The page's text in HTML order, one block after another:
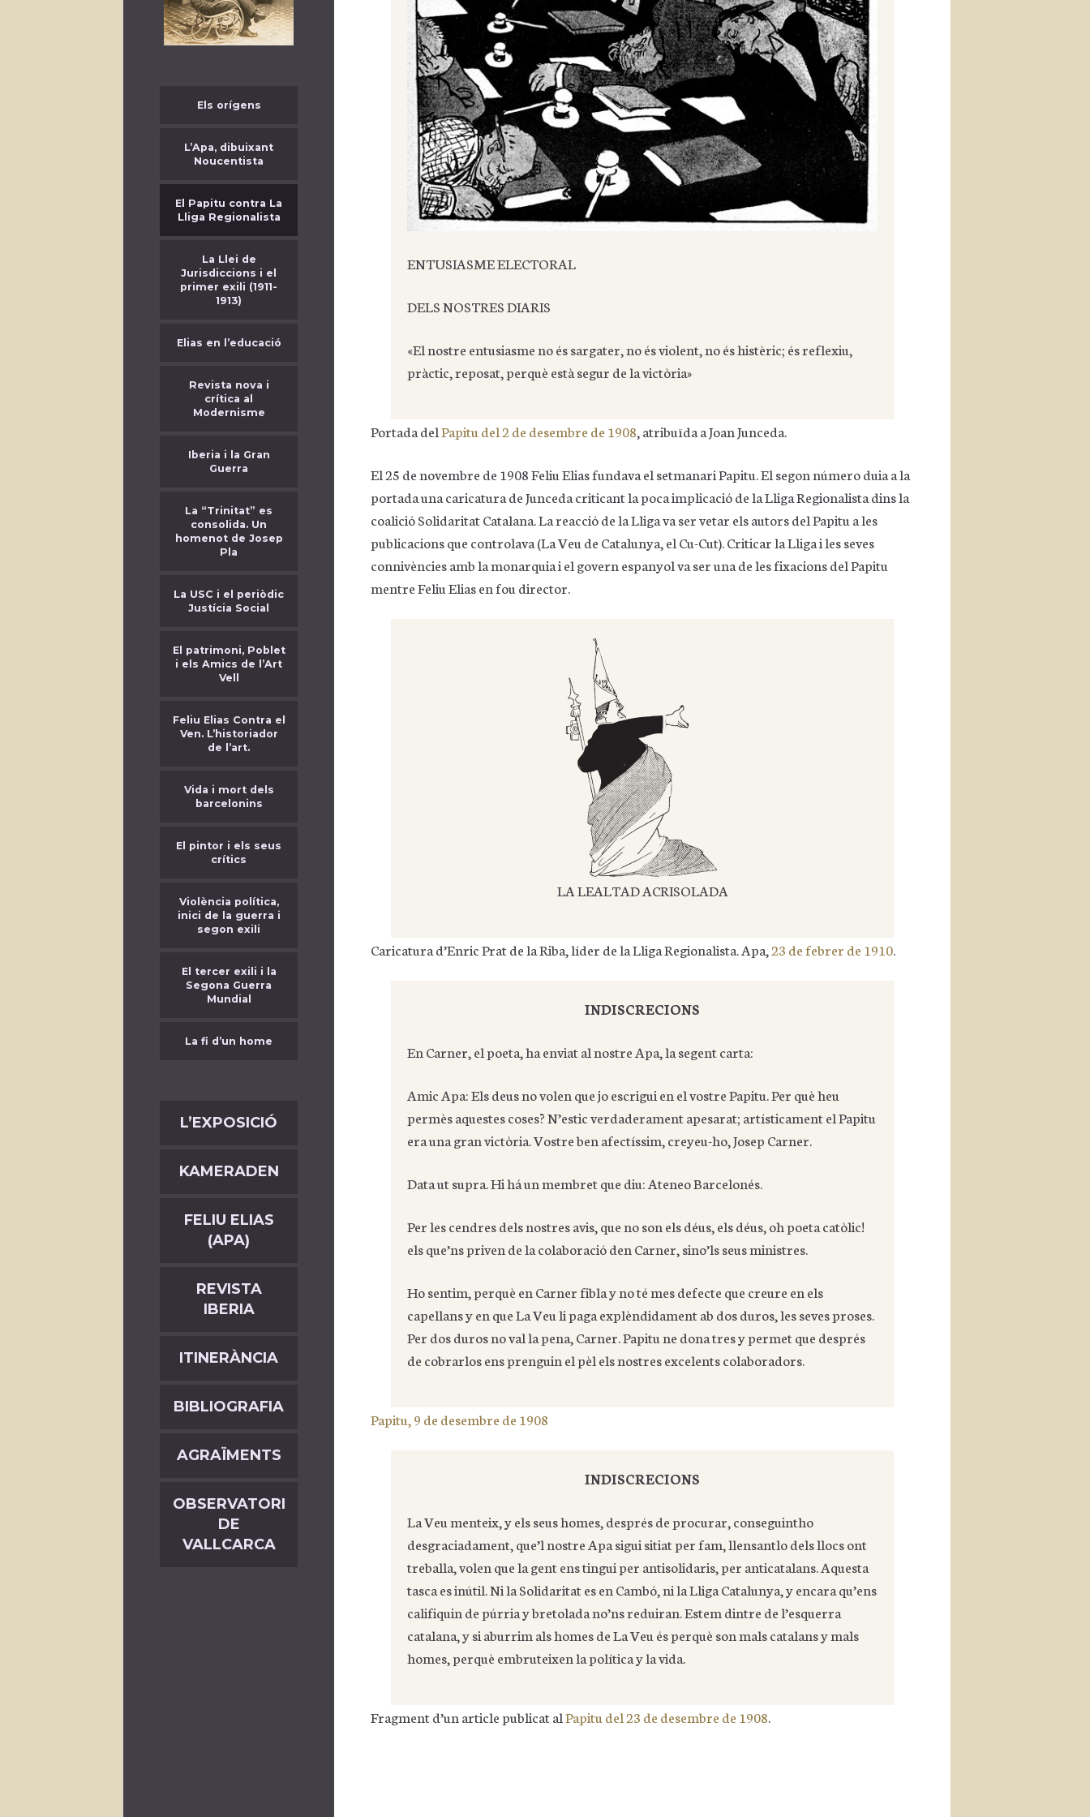
Els orígens
L’Apa, dibuixant
Noucentista
El Papitu contra La
Lliga Regionalista
La Llei de
Jurisdiccions i el
primer exili (1911-
1913)
Elias en l’educació
Revista nova i
crítica al
Modernisme
Iberia i la Gran
Guerra
La “Trinitat” es
consolida. Un
homenot de Josep
Pla
La USC i el periòdic
Justícia Social
El patrimoni, Poblet
i els Amics de l’Art
Vell
Feliu Elias Contra el
Ven. L’historiador
de l’art.
Vida i mort dels
barcelonins
El pintor i els seus
crítics
Violència política,
inici de la guerra i
segon exili
El tercer exili i la
Segona Guerra
Mundial
La fi d’un home
L’EXPOSICIÓ
KAMERADEN
FELIU ELIAS
(APA)
REVISTA
IBERIA
ITINERÀNCIA
BIBLIOGRAFIA
AGRAÏMENTS
OBSERVATORI
DE
VALLCARCA
ENTUSIASME ELECTORAL
DELS NOSTRES DIARIS
«El nostre entusiasme no és sargater, no és violent, no és histèric; és reflexiu,
pràctic, reposat, perquè està segur de la victòria»
Portada delPapitu del 2 de desembre de 1908 , atribuïda a Joan Junceda.
El 25 de novembre de 1908 Feliu Elias fundava el setmanari Papitu. El segon número duia a la
portada una caricatura de Junceda criticant la poca implicació de la Lliga Regionalista dins la
coalició Solidaritat Catalana. La reacció de la Lliga va ser vetar els autors del Papitu a les
publicacions que controlava (La Veu de Catalunya, el Cu-Cut). Criticar la Lliga i les seves
connivències amb la monarquia i el govern espanyol va ser una de les fixacions del Papitu
mentre Feliu Elias en fou director.
LA LEALTAD ACRISOLADA
Caricatura d’Enric Prat de la Riba, líder de la Lliga Regionalista. Apa, 23 de febrer de 1910
INDISCRECIONS
En Carner, el poeta, ha enviat al nostre Apa, la segent carta:
Amic Apa: Els deus no volen que jo escrigui en el vostre Papitu. Per què heu
permès aquestes coses? N’estic verdaderament apesarat; artísticament el Papitu
era una gran victòria. Vostre ben afectíssim, creyeu-ho, Josep Carner.
Data ut supra. Hi há un membret que diu: Ateneo Barcelonés.
Per les cendres dels nostres avis, que no son els déus, els déus, oh poeta catòlic!
els que’ns priven de la colaboració den Carner, sino’ls seus ministres.
Ho sentim, perquè en Carner fibla y no té mes defecte que creure en els
capellans y en que La Veu li paga explèndidament ab dos duros, les seves proses.
Per dos duros no val la pena, Carner. Papitu ne dona tres y permet que després
de cobrarlos ens prenguin el pèl els nostres excelents colaboradors.
Papitu, 9 de desembre de 1908
INDISCRECIONS
La Veu menteix, y els seus homes, després de procurar, conseguintho
desgraciadament, que’l nostre Apa sigui sitiat per fam, llensantlo dels llocs ont
treballa, volen que la gent ens tingui per antisolidaris, per anticatalans. Aquesta
tasca es inútil. Ni la Solidaritat es en Cambó, ni la Lliga Catalunya, y encara qu’ens
califiquin de púrria y bretolada no’ns reduiran. Estem dintre de l’esquerra
catalana, y si aburrim als homes de La Veu és perquè son mals catalans y mals
homes, perquè embruteixen la política y la vida.
Fragment d’un article publicat alPapitu del 23 de desembre de 1908